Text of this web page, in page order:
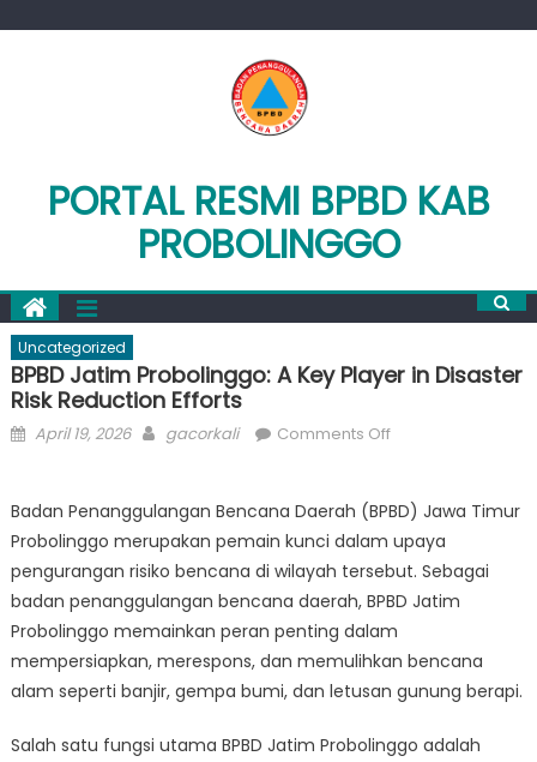
PORTAL RESMI BPBD KAB
PROBOLINGGO
Uncategorized
BPBD Jatim Probolinggo: A Key Player in Disaster
Risk Reduction Efforts
Posted
April 19, 2026 Author
gacorkali Comments Offon
Probolinggo:
A
Key
Player
in
Disaster
Reduction
Badan Penanggulangan Bencana Daerah (BPBD) Jawa Timur
Probolinggo merupakan pemain kunci dalam upaya
pengurangan risiko bencana di wilayah tersebut. Sebagai
badan penanggulangan bencana daerah, BPBD Jatim
Probolinggo memainkan peran penting dalam
mempersiapkan, merespons, dan memulihkan bencana
alam seperti banjir, gempa bumi, dan letusan gunung berapi.
Salah satu fungsi utama BPBD Jatim Probolinggo adalah